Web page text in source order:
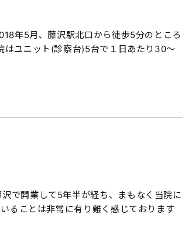
年5月、藤沢駅北口から徒歩5分のところ
はユニット(診察台)5台で１日あたり30～
で開業して5年半が経ち、まもなく当院に
ることは非常に有り難く感じております